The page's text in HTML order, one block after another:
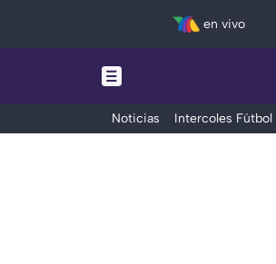
en vivo
Noticias Intercoles Fútbol